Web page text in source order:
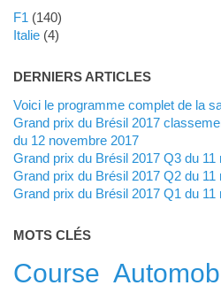
F1 (140)
Italie(4)
DERNIERS ARTICLES
Voici le programme complet de la
Grand prix du Brésil 2017 classement au 71ème et dernier tour
du 12 novembre 2017
Grand prix du Brésil 2017 Q3 du
Grand prix du Brésil 2017 Q2 du
Grand prix du Brésil 2017 Q1 du
MOTS CLÉS
course